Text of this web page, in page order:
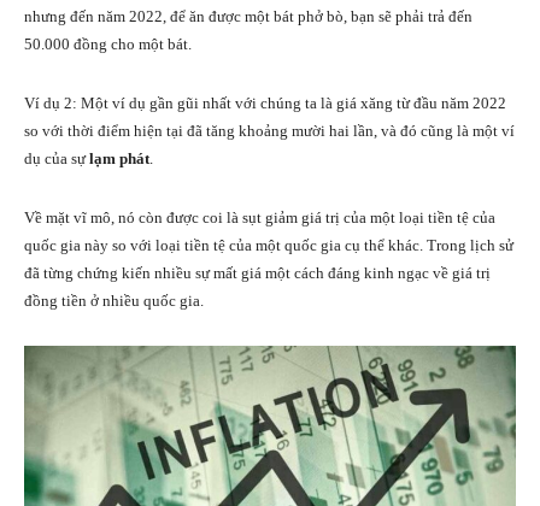
nhưng đến năm 2022, để ăn được một bát phở bò, bạn sẽ phải trả đến
50.000 đồng cho một bát.
Ví dụ 2: Một ví dụ gần gũi nhất với chúng ta là giá xăng từ đầu năm 2022
so với thời điểm hiện tại đã tăng khoảng mười hai lần, và đó cũng là một ví
dụ của sựlạm phát
Về mặt vĩ mô, nó còn được coi là sụt giảm giá trị của một loại tiền tệ của
quốc gia này so với loại tiền tệ của một quốc gia cụ thể khác. Trong lịch sử
đã từng chứng kiến nhiều sự mất giá một cách đáng kinh ngạc về giá trị
đồng tiền ở nhiều quốc gia.